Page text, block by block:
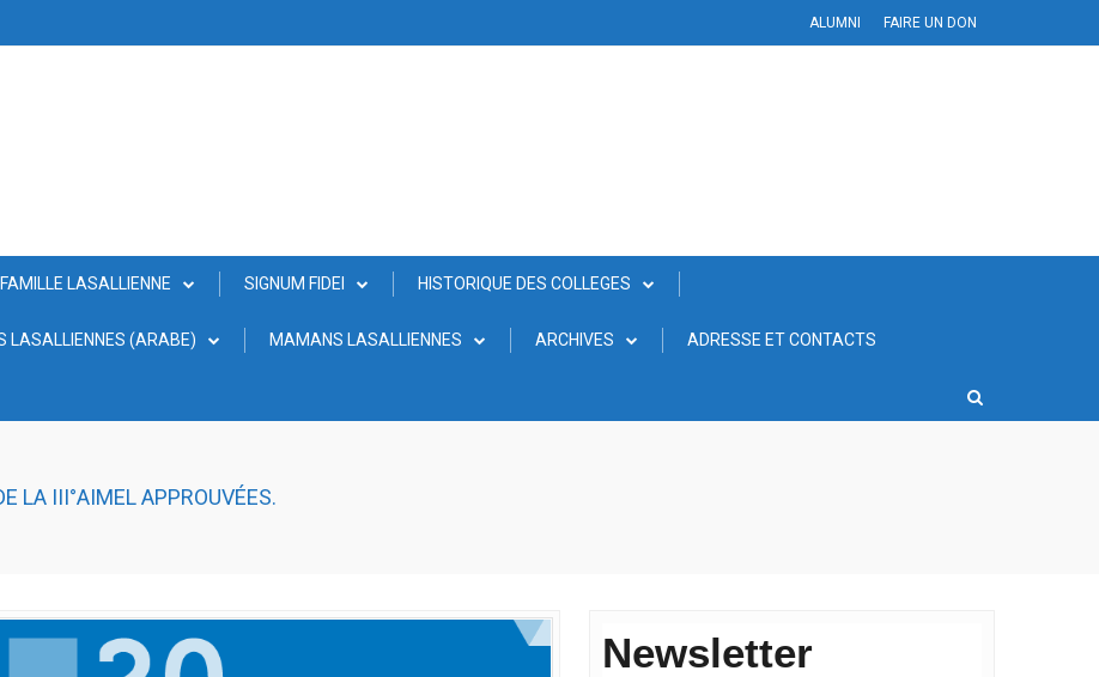
ALUMNI FAIRE UN DON
FAMILLE LASALLIENNE SIGNUM FIDEI HISTORIQUE DES COLLEGES
LASALLIENNES (ARABE) MAMANS LASALLIENNES ARCHIVES ADRESSE ET CONTACTS
LA III°AIMEL APPROUVÉES.
Newsletter